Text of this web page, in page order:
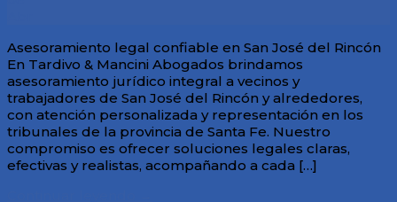
Asesoramiento legal confiable en San José del Rincón
En Tardivo & Mancini Abogados brindamos
asesoramiento jurídico integral a vecinos y
trabajadores de San José del Rincón y alrededores,
con atención personalizada y representación en los
tribunales de la provincia de Santa Fe. Nuestro
compromiso es ofrecer soluciones legales claras,
efectivas y realistas, acompañando a cada […]